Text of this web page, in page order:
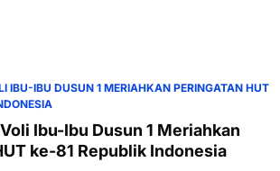
IBU-IBU DUSUN 1 MERIAHKAN PERINGATAN HUT
Ibu-Ibu Dusun 1 Meriahkan
ke-81 Republik Indonesia